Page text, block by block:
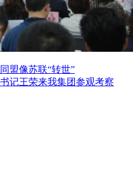
盟像苏联“转世”
记王荣来我集团参观考察